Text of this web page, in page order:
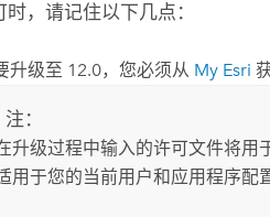
时，请记住以下几点：
升级至 12.0，您必须从 My Esri
注：
升级过程中输入的许可文件将用
用于您的当前用户和应用程序配